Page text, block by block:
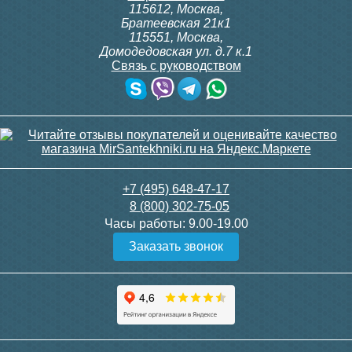
Чугунный радиатор
Радимакс (RETROstyle)
3 400
Подробнее
115612, Москва,
Братеевская 21к1
115551, Москва,
Домодедовская ул. д.7 к.1
Связь с руководством
+7 (495) 648-47-17
8 (800) 302-75-05
Часы работы: 9.00-19.00
Заказать звонок